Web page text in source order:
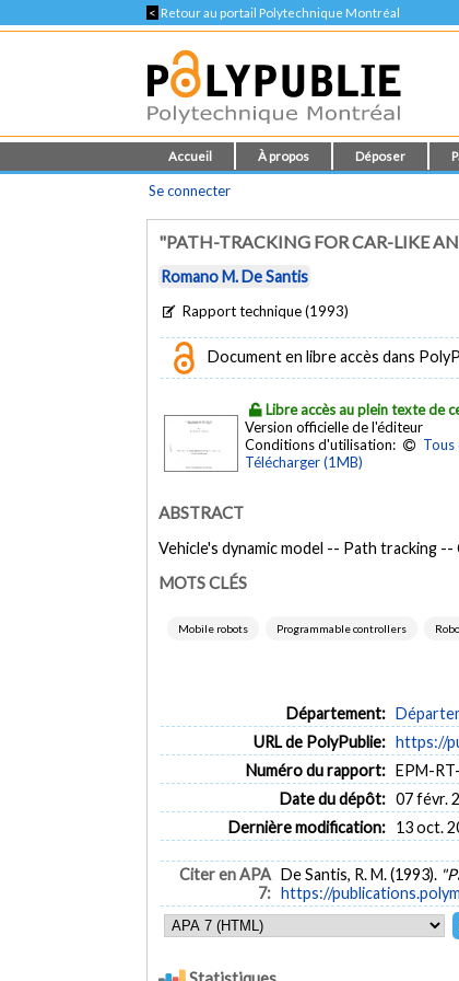
< Retour au portail Polytechnique Montréal
Accueil À propos Déposer
Se connecter
"PATH-TRACKING FOR CAR-LIKE
Romano M. De Santis
Rapport technique (1993)
Document en libre accès dans
Libre accès au plein texte de
Version officielle de l'éditeur
Conditions d'utilisation:
Télécharger (1MB)
ABSTRACT
Vehicle's dynamic model -- Path tracking
MOTS CLÉS
Mobile robots Programmable controllers
Département:
URL de PolyPublie: https://
Numéro du rapport: EPM-
Date du dépôt: 07 févr.
Dernière modification: 13 oct.
Citer en APA
7:
De Santis, R. M. (1993).
https://